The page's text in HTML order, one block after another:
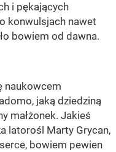
i pękających
konwulsjach nawet
bowiem od dawna.
naukowcem
jaką dziedziną
małżonek. Jakieś
latorośl Marty Grycan,
bowiem pewien